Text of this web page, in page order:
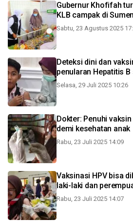
Gubernur Khofifah
KLB campak di
Sabtu, 23 Agustus 2025
Deteksi dini dan
penularan Hepatitis
Selasa, 29 Juli 2025 10:26
Dokter: Penuhi
demi kesehatan anak
Rabu, 23 Juli 2025 14:09
Vaksinasi HPV bisa
laki-laki dan
Rabu, 23 Juli 2025 14:07